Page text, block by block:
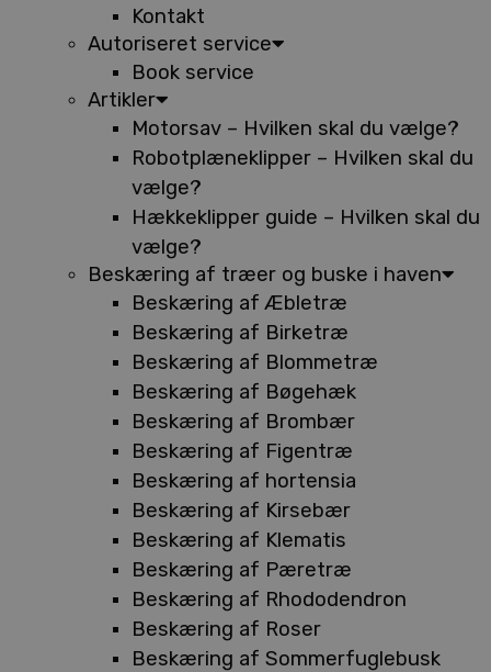
Kontakt
Autoriseret service
Book service
Artikler
Motorsav – Hvilken skal du vælge?
Robotplæneklipper – Hvilken skal du
vælge?
Hækkeklipper guide – Hvilken skal du
vælge?
Beskæring af træer og buske i haven
Beskæring af Æbletræ
Beskæring af Birketræ
Beskæring af Blommetræ
Beskæring af Bøgehæk
Beskæring af Brombær
Beskæring af Figentræ
Beskæring af hortensia
Beskæring af Kirsebær
Beskæring af Klematis
Beskæring af Pæretræ
Beskæring af Rhododendron
Beskæring af Roser
Beskæring af Sommerfuglebusk